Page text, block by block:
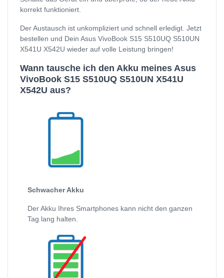
korrekt funktioniert.
Der Austausch ist unkompliziert und schnell erledigt. Jetzt
bestellen und Dein Asus VivoBook S15 S510UQ S510UN
X541U X542U wieder auf volle Leistung bringen!
Wann tausche ich den Akku meines Asus
VivoBook S15 S510UQ S510UN X541U
X542U aus?
Schwacher Akku
Der Akku Ihres Smartphones kann nicht den ganzen
Tag lang halten.